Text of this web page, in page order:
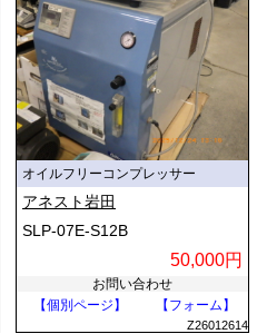
オイルフリーコンプレッサー
アネスト岩田
SLP-07E-S12B
50,000円
お問い合わせ
【個別ページ】
【フォーム】
Z26012614